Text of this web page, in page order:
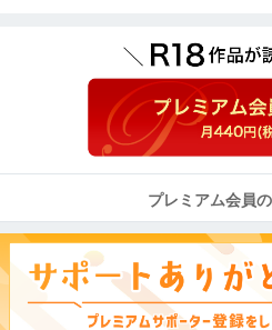
プレミアム会員